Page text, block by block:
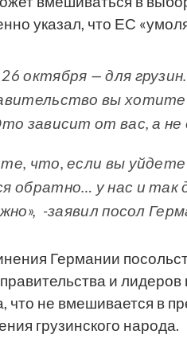
указал, что ЕС
октября — для
вы
зависит от вас, а
что, если вы
обратно… у нас и
-заявил посол
Германии
правительства и
что не вмешивается в
грузинского народа.